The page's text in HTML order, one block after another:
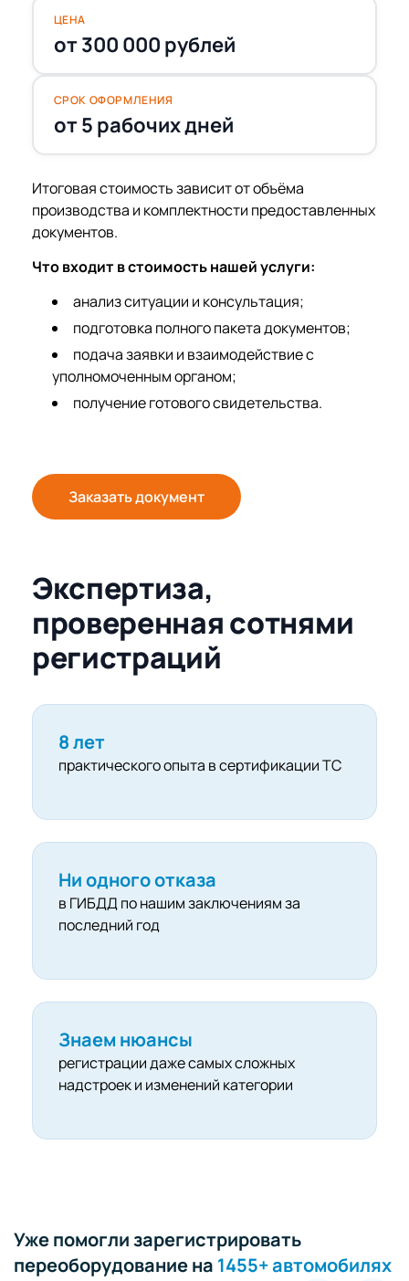
ЦЕНА
от 300 000 рублей
СРОК ОФОРМЛЕНИЯ
от 5 рабочих дней
Итоговая стоимость зависит от объёма
производства и комплектности предоставленных
документов.
Что входит в стоимость нашей услуги:
анализ ситуации и консультация;
подготовка полного пакета документов;
подача заявки и взаимодействие с
уполномоченным органом;
получение готового свидетельства.
Заказать документ
Экспертиза,
проверенная сотнями
регистраций
8 лет
практического опыта в сертификации ТС
Ни одного отказа
в ГИБДД по нашим заключениям за
последний год
Знаем нюансы
регистрации даже самых сложных
надстроек и изменений категории
Уже помогли зарегистрировать
переоборудование на 1455+ автомобилях